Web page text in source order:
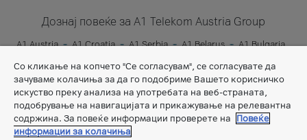
Дознај повеќе за A1 Telekom Austria Group
A1 Austria A1 Croatia A1 Serbia A1 Belarus
A1 Bulgaria
A1 Slovenia
A1 Digital
Со кликање на копчето "Се согласувам", се согласувате да
зачуваме колачиња за да го подобриме Вашето корисничко
искуство преку анализа на употребата на веб-страната,
подобрување на навигацијата и прикажување на релевантна
содржина. За повеќе информации проверете на
Повеќе
информации за колачиња